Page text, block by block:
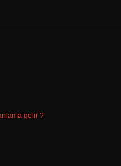
gelir ?